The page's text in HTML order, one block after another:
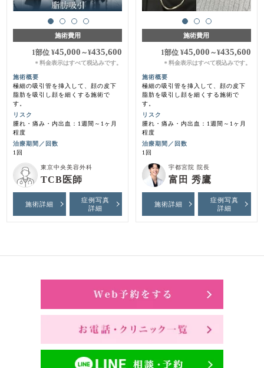
施術費用
1部位¥45,000 ～¥435,600
＊料金表示はすべて税込みです。
施術概要
極細の吸引管を挿入して、顔の皮下
脂肪を吸引し顔を細くする施術で
す。
リスク
腫れ・痛み・内出血：1週間～1ヶ月
程度
治療期間／回数
1回
東京中央美容外科
TCB医師
施術詳細
症例写真
詳細
施術費用
1部位 ¥45,000 ～¥435,600
＊ 料金表示はすべて税込みです。
施術概要
極細の吸引管を挿入して、顔の皮下
脂肪を吸引し顔を細くする施術で
す。
リスク
腫れ・痛み・内出血：1週間～1ヶ月
程度
治療期間／回数
1回
宇都宮院 院長
富田 秀鷹
施術詳細
症例写真
詳細